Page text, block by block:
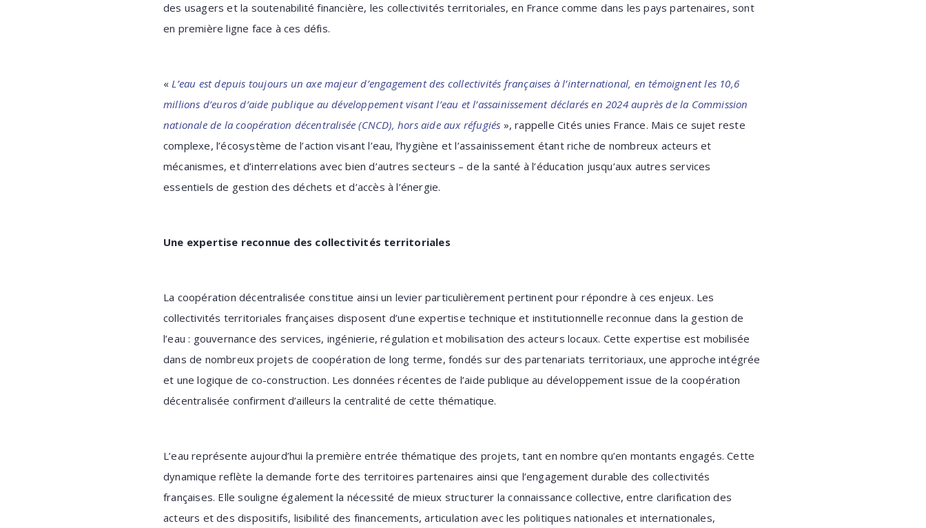
des usagers et la soutenabilité financière, les collectivités territoriales, en France comme dans les pays partenaires, sont
en première ligne face à ces défis.
«L’eau est depuis toujours un axe majeur d’engagement des collectivités françaises à l’international, en témoignent les 10,6
millions d’euros d’aide publique au développement visant l’eau et l’assainissement déclarés en 2024 auprès de la Commission
nationale de la coopération décentralisée (CNCD), hors aide aux réfugiés », rappelle Cités unies France. Mais ce sujet reste
complexe, l’écosystème de l’action visant l’eau, l’hygiène et l’assainissement étant riche de nombreux acteurs et
mécanismes, et d’interrelations avec bien d’autres secteurs – de la santé à l’éducation jusqu’aux autres services
essentiels de gestion des déchets et d’accès à l’énergie.
Une expertise reconnue des collectivités territoriales
La coopération décentralisée constitue ainsi un levier particulièrement pertinent pour répondre à ces enjeux. Les
collectivités territoriales françaises disposent d’une expertise technique et institutionnelle reconnue dans la gestion de
l’eau : gouvernance des services, ingénierie, régulation et mobilisation des acteurs locaux. Cette expertise est mobilisée
dans de nombreux projets de coopération de long terme, fondés sur des partenariats territoriaux, une approche intégrée
et une logique de co-construction. Les données récentes de l’aide publique au développement issue de la coopération
décentralisée confirment d’ailleurs la centralité de cette thématique.
L’eau représente aujourd’hui la première entrée thématique des projets, tant en nombre qu’en montants engagés. Cette
dynamique reflète la demande forte des territoires partenaires ainsi que l’engagement durable des collectivités
françaises. Elle souligne également la nécessité de mieux structurer la connaissance collective, entre clarification des
acteurs et des dispositifs, lisibilité des financements, articulation avec les politiques nationales et internationales,